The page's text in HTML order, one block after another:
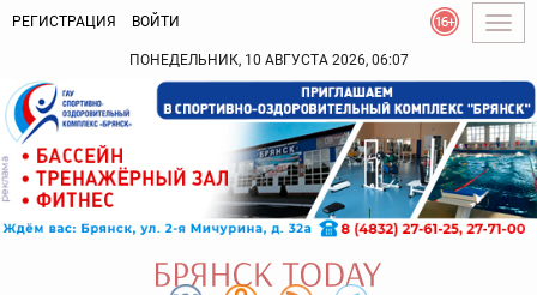
РЕГИСТРАЦИЯ ВОЙТИ
ПОНЕДЕЛЬНИК, 10 АВГУСТА 2026, 06:07